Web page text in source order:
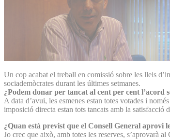
Un cop acabat el treball en comissió sobre les lleis
sociademòcrates durant les últimes setmanes.
¿Podem donar per tancat al cent per cent
A data d’avui, les esmenes estan totes votades i
imposició directa estan tots tancats amb la satisfacció
¿Quan està previst que el Consell General aprovi
Jo crec que això, amb totes les reserves, s’aprovarà